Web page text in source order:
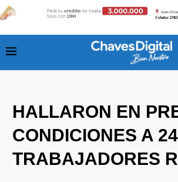
HALLARON EN
CONDICIONES A 24
TRABAJADORES